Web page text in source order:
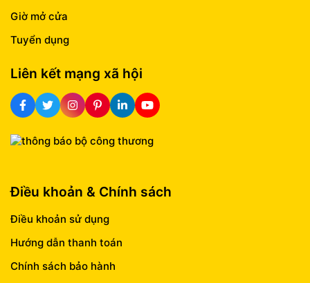
Giờ mở cửa
Tuyển dụng
Liên kết mạng xã hội
Điều khoản & Chính sách
Điều khoản sử dụng
Hướng dẫn thanh toán
Chính sách bảo hành